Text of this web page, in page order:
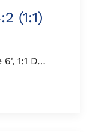
(1:1)
1:1 D…